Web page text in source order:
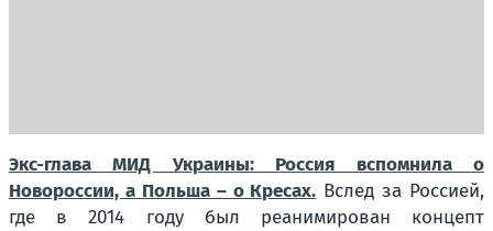
Экс-глава МИД Украины: Россия вспомнила о
Новороссии, а Польша – о Кресах. Вслед за Россией,
где в 2014 году был реанимирован концепт